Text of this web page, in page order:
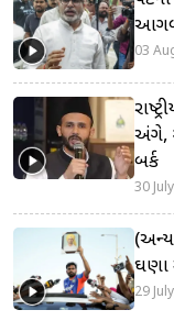
આગળ
03
અંગે,
બર્ક
30
ઘણા
29